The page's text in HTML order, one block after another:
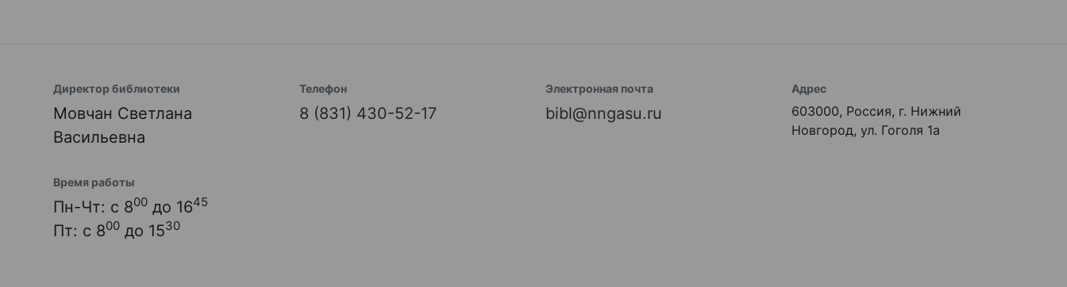
Директор библиотеки
Мовчан Светлана
Васильевна
Телефон
8 (831) 430-52-17
Электронная почта
bibl@nngasu.ru
Адрес
603000, Россия, г. Нижний
Новгород, ул. Гоголя 1а
Время работы
Пн-Чт: с 800 до 1645
Пт: с 800 до 1530